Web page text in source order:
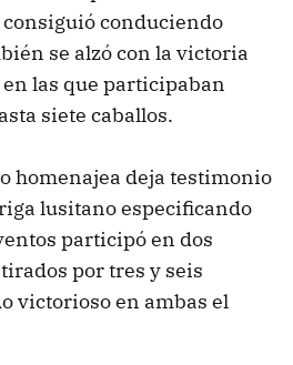
conduciendo
se alzó con la victoria
las que participaban
siete caballos.
homenajea deja testimonio
lusitano especificando
participó en dos
por tres y seis
victorioso en ambas el